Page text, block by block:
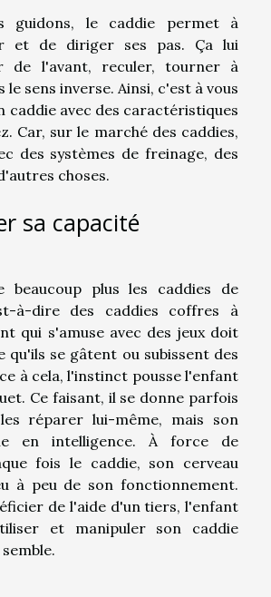
guidons, le caddie permet à
et de diriger ses pas. Ça lui
de l'avant, reculer, tourner à
le sens inverse. Ainsi, c'est à vous
caddie avec des caractéristiques
Car, sur le marché des caddies,
des systèmes de freinage, des
choses.
sa capacité
beaucoup plus les caddies de
à-dire des caddies coffres à
qui s'amuse avec des jeux doit
qu'ils se gâtent ou subissent des
à cela, l'instinct pousse l'enfant
Ce faisant, il se donne parfois
réparer lui-même, mais son
en intelligence. À force de
fois le caddie, son cerveau
à peu de son fonctionnement.
de l'aide d'un tiers, l'enfant
et manipuler son caddie